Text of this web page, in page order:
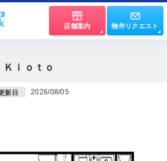
店舗案内 物件リクエスト
ｉｏｔｏ
新日 2026/08/05